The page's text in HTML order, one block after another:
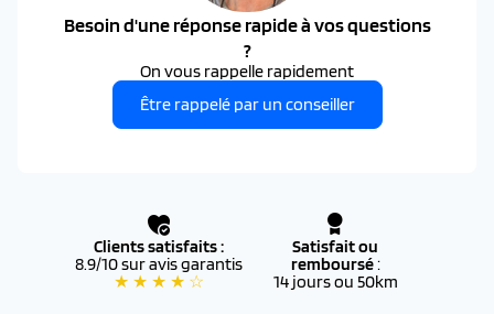
Besoin d'une réponse rapide à vos questions
?
On vous rappelle rapidement
Être rappelé par un conseiller
Clients satisfaits :
8.9/10 sur avis garantis
★ ★ ★ ★ ☆
Satisfait ou
remboursé:
14 jours ou 50km